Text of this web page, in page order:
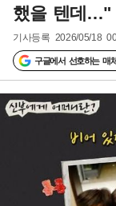
했을 텐데…"
기사등록 2026/05/18
구글에서 선호하는 매